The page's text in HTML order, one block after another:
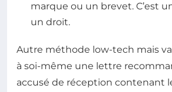
marque ou un brevet. C’est
un droit.
Autre méthode low-tech mais
à soi-même une lettre
accusé de réception contenant